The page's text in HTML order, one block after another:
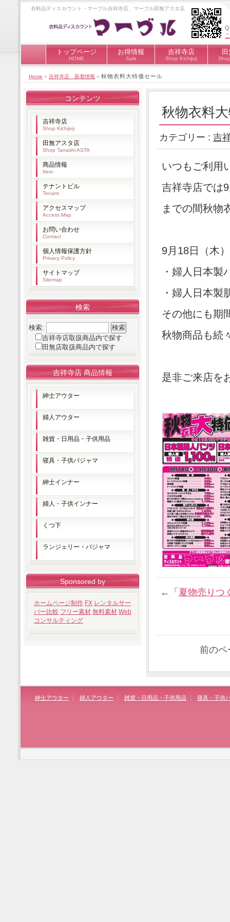
衣料品ディスカウント・マーブル吉祥寺店、マーブル田無アスタ店
トップページ
HOME
お得情報
Sale
吉祥寺店
Shop Kichijoji
Home » 吉祥寺店 新着情報 » 秋物衣料大特価セール
秋物衣料
カテゴリー : 吉
いつもご利用
吉祥寺店では
までの間秋物
9月18日（木
・婦人日本製
・婦人日本製
その他にも期
秋物商品も続
是非ご来店を
←「 夏物売りつ
前のペ
コンテンツ
吉祥寺店
Shop Kichijoji
田無アスタ店
Shop Tanashi ASTA
商品情報
Item
テナントビル
Tenant
アクセスマップ
Access Map
お問い合わせ
Contact
個人情報保護方針
Privacy Policy
サイトマップ
Sitemap
検索
検索:
吉祥寺店取扱商品内で探す
田無店取扱商品内で探す
吉祥寺店 商品情報
紳士アウター
婦人アウター
雑貨・日用品・子供用品
寝具・子供パジャマ
紳士インナー
婦人・子供インナー
くつ下
ランジェリー・パジャマ
Sponsored by
ホームページ制作 FX レンタルサー
バー比較 フリー素材 無料素材 Web
コンサルティング
紳士アウター 婦人アウター 雑貨・日用品・子供用品 寝具・子供